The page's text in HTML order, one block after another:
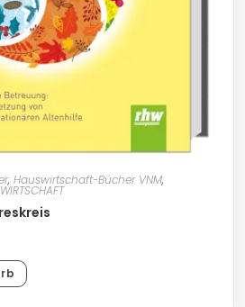
, Hauswirtschaft-Bücher VNM,